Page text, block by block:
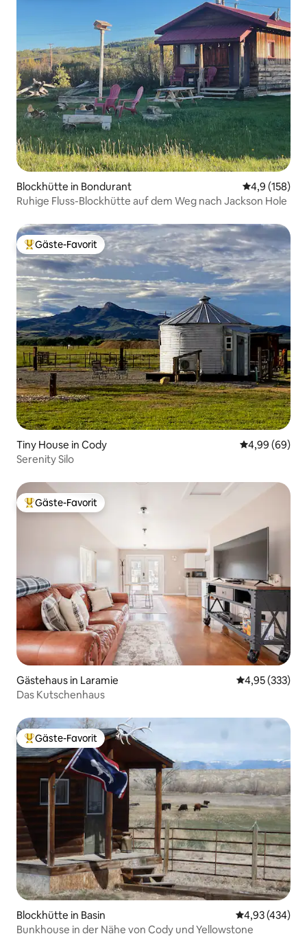
Blockhütte in Bondurant
4,9 (158)
Ruhige Fluss-Blockhütte auf dem Weg nach Jackson Hole
Beliebter Gäste-Favorit.
Gäste-Favorit
Tiny House in Cody
4,99 (69)
Serenity Silo
Beliebter Gäste-Favorit.
Gäste-Favorit
Gästehaus in Laramie
4,95 (333)
Das Kutschenhaus
Beliebter Gäste-Favorit.
Gäste-Favorit
Blockhütte in Basin
4,93 (434)
Bunkhouse in der Nähe von Cody und Yellowstone